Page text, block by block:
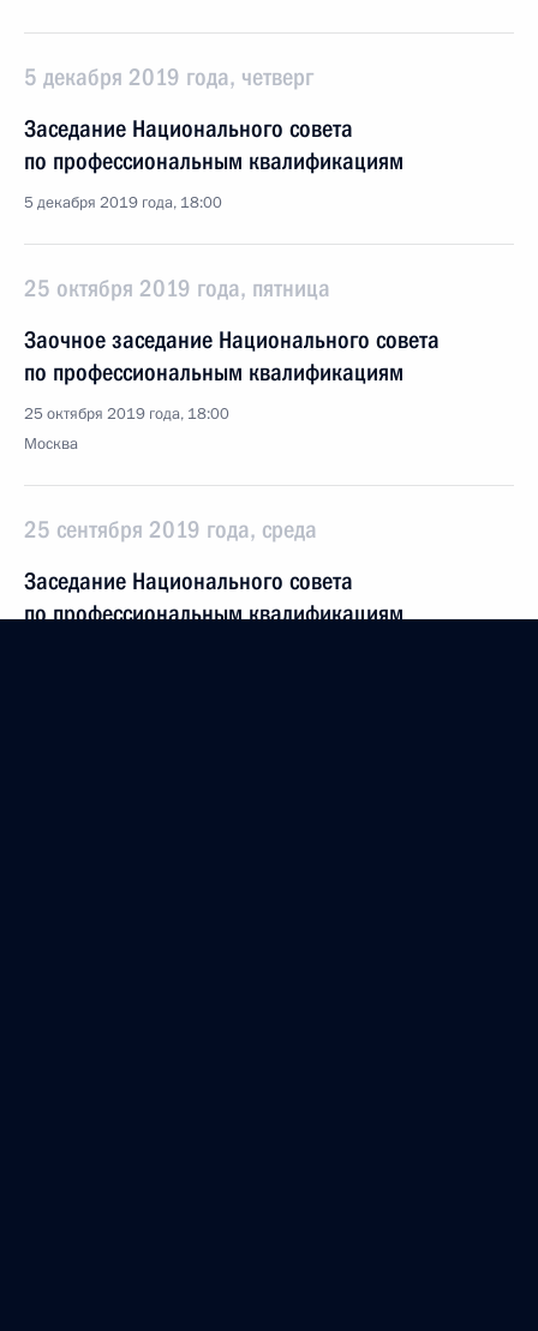
5 декабря 2019 года, четверг
Заседание Национального совета
по профессиональным квалификациям
5 декабря 2019 года, 18:00
25 октября 2019 года, пятница
Заочное заседание Национального совета
по профессиональным квалификациям
25 октября 2019 года, 18:00
Москва
25 сентября 2019 года, среда
Заседание Национального совета
по профессиональным квалификациям